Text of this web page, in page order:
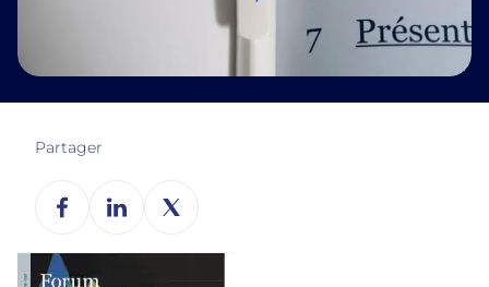
Partager